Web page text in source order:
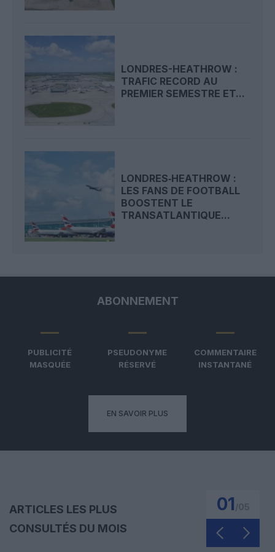
LONDRES-HEATHROW :
TRAFIC RECORD AU
PREMIER SEMESTRE ET...
LONDRES‑HEATHROW :
LES FANS DE FOOTBALL
BOOSTENT LE
TRANSATLANTIQUE...
ABONNEMENT
PUBLICITÉ
MASQUÉE
PSEUDONYME
RÉSERVÉ
COMMENTAIRE
INSTANTANÉ
EN SAVOIR PLUS
ARTICLES LES PLUS
CONSULTÉS DU MOIS
01